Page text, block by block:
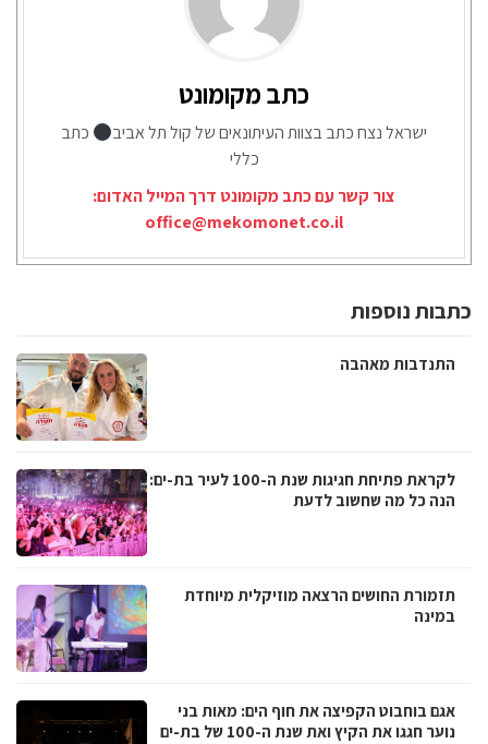
כתב מקומונט
ישראל נצח כתב בצוות העיתונאים של קול תל אביב
כתב
כללי
צור קשר עם כתב מקומונט דרך המייל האדום:
office@mekomonet.co.il
כתבות נוספות
התנדבות מאהבה
לקראת פתיחת חגיגות שנת ה-100 לעיר בת-ים:
הנה כל מה שחשוב לדעת
תזמורת החושים הרצאה מוזיקלית מיוחדת
במינה
אגם בוחבוט הקפיצה את חוף הים: מאות בני
נוער חגגו את הקיץ ואת שנת ה-100 של בת-ים